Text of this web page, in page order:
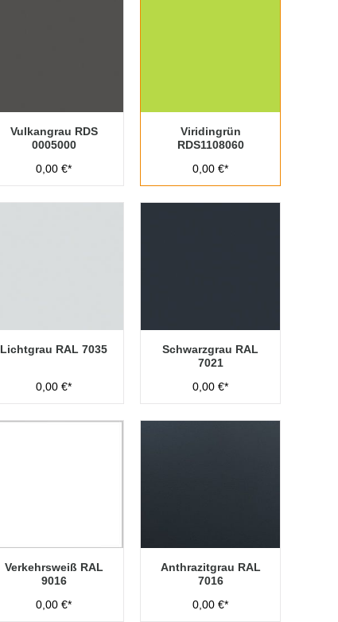
Vulkangrau RDS
0005000
0,00 €*
Viridingrün
RDS1108060
0,00 €*
Lichtgrau RAL 7035
0,00 €*
Schwarzgrau RAL
7021
0,00 €*
Verkehrsweiß RAL
9016
0,00 €*
Anthrazitgrau RAL
7016
0,00 €*